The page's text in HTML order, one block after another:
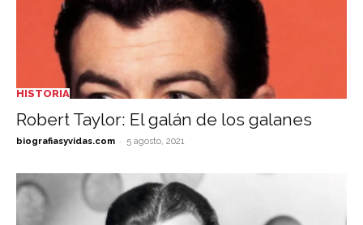
HISTORIA
Robert Taylor: El galán de los galanes
biografiasyvidas.com - 5 agosto, 2021